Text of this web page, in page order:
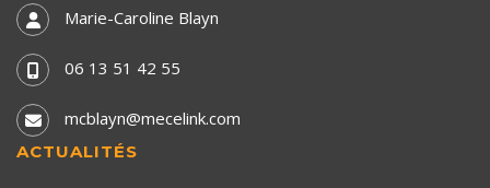
Marie-Caroline Blayn
06 13 51 42 55
mcblayn@mecelink.com
ACTUALITÉS